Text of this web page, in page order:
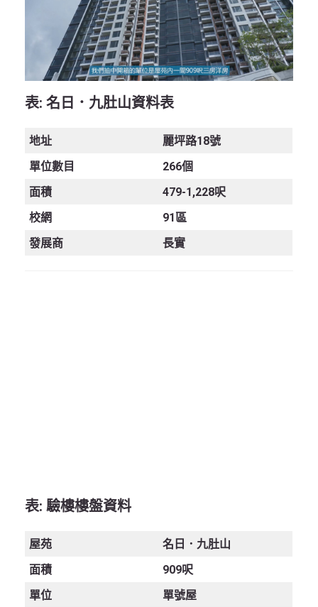
表: 名日．九肚山資料表
地址
麗坪路18號
單位數目
266個
面積
479-1,228呎
校網
91區
發展商
長實
表: 驗樓樓盤資料
屋苑
名日．九肚山
面積
909呎
單位
單號屋